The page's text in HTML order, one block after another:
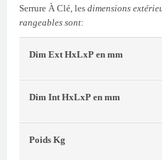
Serrure À Clé, les dimensions
rangeables sont:
Dim Ext HxLxP en mm
Dim Int HxLxP en mm
Poids Kg